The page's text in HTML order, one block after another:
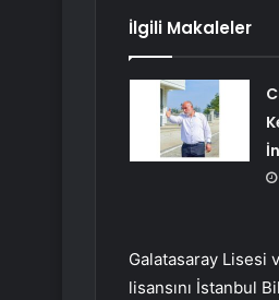
İlgili Makaleler
Galatasaray Lisesi
lisansını İstanbul